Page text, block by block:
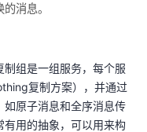
消息。
组是一组服务，每个服
复制方案），并通过
原子消息和全序消息传
用的抽象，可以用来构